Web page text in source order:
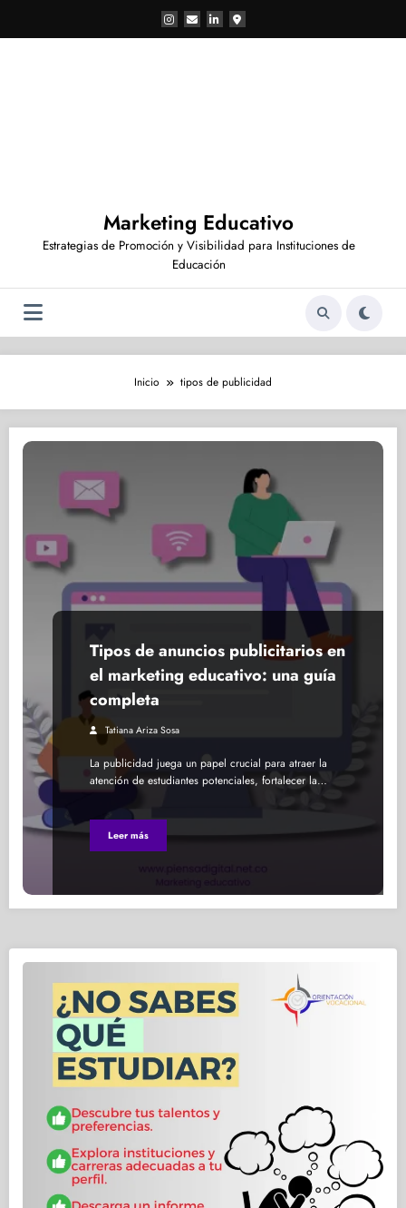
contenido
Marketing Educativo
Estrategias de Promoción y Visibilidad para Instituciones de
Educación
Inicio tipos de publicidad
Tipos de anuncios publicitarios en
el marketing educativo: una guía
completa
Tatiana Ariza Sosa
La publicidad juega un papel crucial para atraer la
atención de estudiantes potenciales, fortalecer la…
Leer más